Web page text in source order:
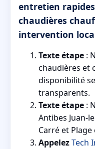
entretien
chaudières
intervention
Texte étape :
chaudières et
disponibilité
transparents.
Texte étape :
Antibes Juan-
Carré et
AppelezTech